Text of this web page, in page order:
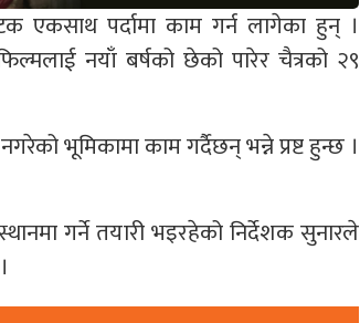
एकसाथ पर्दामा काम गर्न लागेका हुन् ।
नयाँ बर्षको छेको पारेर चैत्रको २९
भूमिकामा काम गर्दैछन् भन्ने प्रष्ट हुन्छ ।
गर्ने तयारी भइरहेको निर्देशक सुनारले